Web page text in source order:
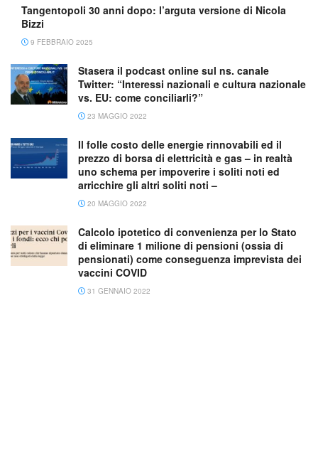
Tangentopoli 30 anni dopo: l’arguta versione di Nicola
Bizzi
9 FEBBRAIO 2025
Stasera il podcast online sul ns. canale
Twitter: “Interessi nazionali e cultura nazionale
vs. EU: come conciliarli?”
23 MAGGIO 2022
Il folle costo delle energie rinnovabili ed il
prezzo di borsa di elettricità e gas – in realtà
uno schema per impoverire i soliti noti ed
arricchire gli altri soliti noti –
20 MAGGIO 2022
Calcolo ipotetico di convenienza per lo Stato
di eliminare 1 milione di pensioni (ossia di
pensionati) come conseguenza imprevista dei
vaccini COVID
31 GENNAIO 2022